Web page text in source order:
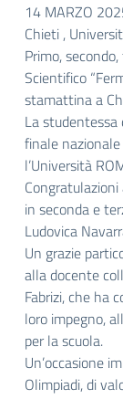
14 MARZO
Chieti ,
Primo,
Scientifico
stamattina a
La studentessa
finale nazionale
l’Università
in seconda e
Ludovica
Un grazie
alla docente
Fabrizi, che ha
loro impegno,
per la scuola.
Un’occasione
Olimpiadi, di